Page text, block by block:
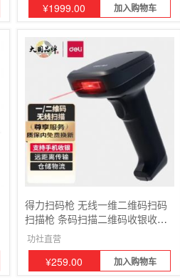
¥1999.00 加入购物车
得力扫码枪 无线一维二维码扫码
扫描枪 条码扫描二维码收银收款
码 快递物流备件仓库商品扫描
功社直营
¥259.00 加入购物车